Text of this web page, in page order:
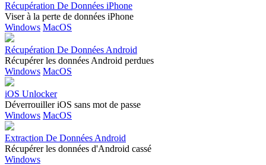
Récupération De Données iPhone
Viser à la perte de données iPhone
Windows MacOS
Récupération De Données Android
Récupérer les données Android perdues
Windows MacOS
iOS Unlocker
Déverrouiller iOS sans mot de passe
Windows MacOS
Extraction De Données Android
Récupérer les données d'Android cassé
Windows